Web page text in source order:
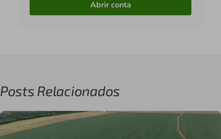
Abrir conta
Posts Relacionados